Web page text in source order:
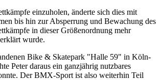
einzuholen, änderte sich dies mit
bis hin zur Absperrung und Bewachung des
in dieser Größenordnung mehr
wurde.
Bike & Skatepark "Halle 59" in Köln-
Peter daraus ein ganzjährig nutzbares
Der BMX-Sport ist also weiterhin Teil